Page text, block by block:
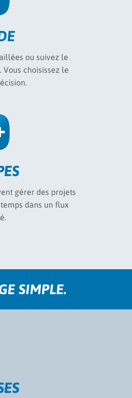
ou suivez le
choisissez le
gérer des projets
dans un flux
SIMPLE.